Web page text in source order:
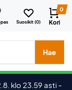
Suosikit (0)
0
Kori
Hae
klo 23.59 asti -